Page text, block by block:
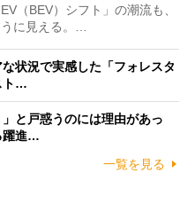
（BEV）シフト」の潮流も、
に見える。…
状況で実感した「フォレスタ
ト…
と戸惑うのには理由があっ
躍進…
一覧を見る